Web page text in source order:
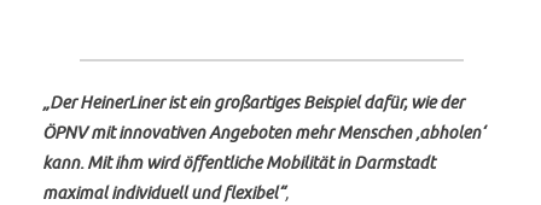
„Der HeinerLiner ist ein großartiges Beispiel dafür, wie der
ÖPNV mit innovativen Angeboten mehr Menschen ‚abholen‘
kann. Mit ihm wird öffentliche Mobilität in Darmstadt
maximal individuell und flexibel“,